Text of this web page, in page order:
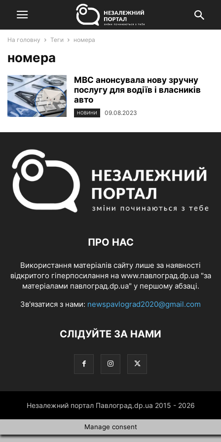
На головну Теги номера
номера
МВС анонсувала нову зручну
послугу для водіїв і власників
авто
НОВИНИ 09.08.2023
ПРО НАС
Використання матеріалів сайту лише за наявності
відкритого гіперпосилання на www.павлоград.dp.ua "за
матеріалами павлоград.dp.ua" у першому абзаці.
Зв'язатися з нами: newspavlograd2020@gmail.com
СЛІДУЙТЕ ЗА НАМИ
Незалежний портал Павлоград.dp.ua 2015 - 2026
Manage consent